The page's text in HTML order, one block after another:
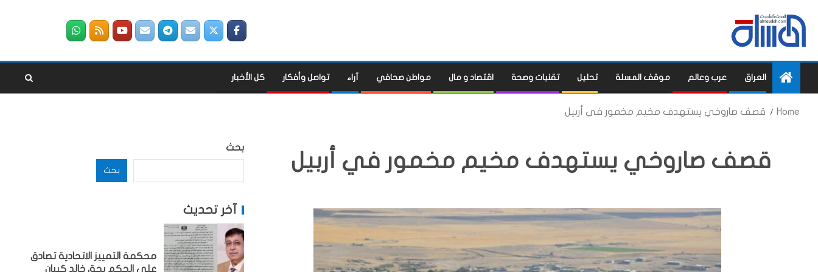
العراق عرب وعالم موقف المسلة تحليل تقنيات وصحة اقتصاد و مال مواطن صحافي آراء تواصل وأفكار كل الأخبار
Home قصف صاروخي يستهدف مخيم مخمور في أربيل
قصف صاروخي يستهدف مخيم مخمور في أربيل
بحث
بحث
آخر تحديث
محكمة التمييز الاتحادية تصادق
على الحكم بحق خالد كيبان